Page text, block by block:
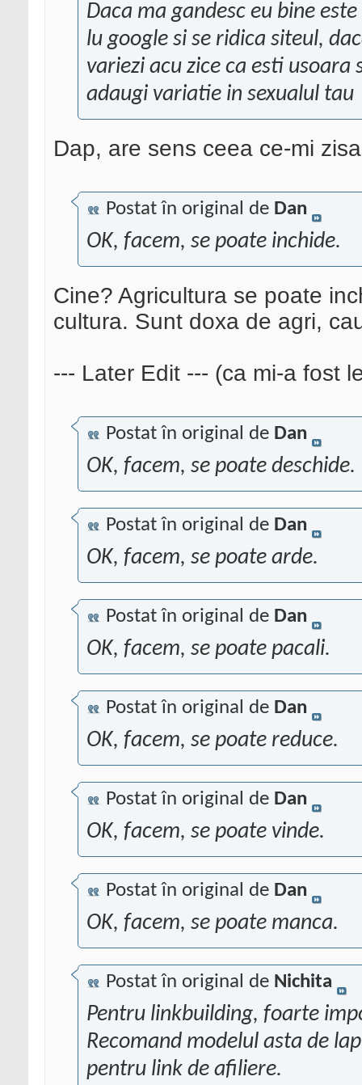
Daca ma gandesc eu bine
lu google si se ridica siteul,
variezi acu zice ca esti
adaugi variatie in sexualul tau
Dap, are sens ceea ce-mi
Postat în original de Dan
OK, facem, se poate inchide.
Cine? Agricultura se poate
cultura. Sunt doxa de agri,
--- Later Edit --- (ca mi-a fost
Postat în original de Dan
OK, facem, se poate deschide.
Postat în original de Dan
OK, facem, se poate arde.
Postat în original de Dan
OK, facem, se poate pacali.
Postat în original de Dan
OK, facem, se poate reduce.
Postat în original de Dan
OK, facem, se poate vinde.
Postat în original de Dan
OK, facem, se poate manca.
Postat în original de Nichita
Pentru linkbuilding, foarte
Recomand modelul asta de
pentru link de afiliere.